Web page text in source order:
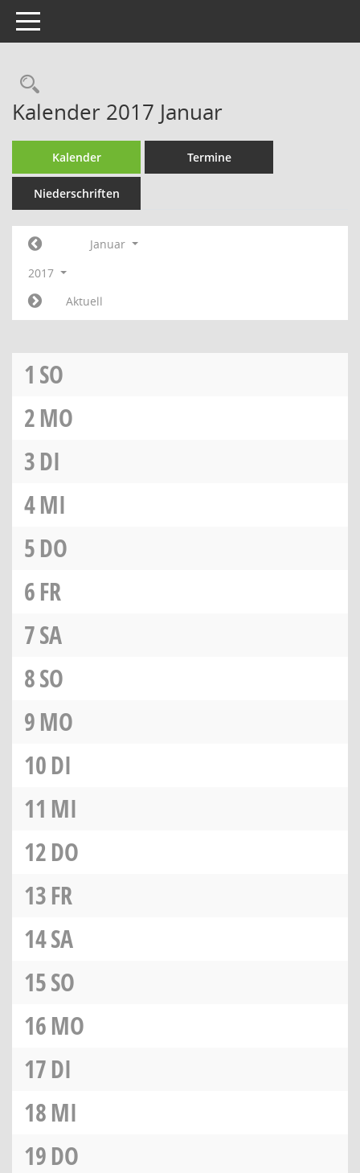
Toggle navigation
Rechercheauswahl
Kalender 2017 Januar
Kalender Termine
Niederschriften
Januar
2017
Aktuell
1 SO
2MO
3DI
4MI
5DO
6FR
7SA
8SO
9MO
10DI
11 MI
12DO
13FR
14SA
15SO
16MO
17DI
18MI
19DO